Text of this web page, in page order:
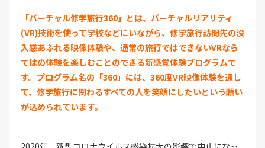
「バーチャル修学旅行360」とは、バーチャルリアリティ
(VR)技術を使って学校などにいながら、修学旅行訪問先の没
入感あふれる映像体験や、通常の旅行ではできないVRなら
ではの体験を楽しむことのできる新感覚体験プログラムで
す。プログラム名の「360」には、360度VR映像体験を通し
て、修学旅行に関わるすべての人を笑顔にしたいという願い
が込められています。